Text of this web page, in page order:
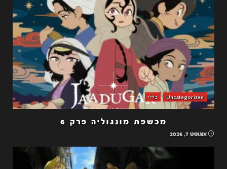
Uncategorized כללי
מכשפת מונגוליה פרק 6
אוגוסט 7, 2026